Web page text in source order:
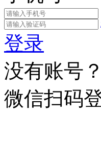
登录
没有账号？
微信扫码